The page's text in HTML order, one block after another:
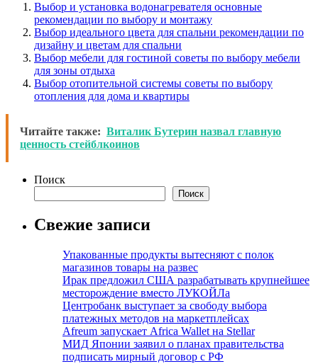
Выбор и установка водонагревателя основные
рекомендации по выбору и монтажу
Выбор идеального цвета для спальни рекомендации по
дизайну и цветам для спальни
Выбор мебели для гостиной советы по выбору мебели
для зоны отдыха
Выбор отопительной системы советы по выбору
отопления для дома и квартиры
Читайте также: Виталик Бутерин назвал главную
ценность стейблкоинов
Поиск
Поиск
Свежие записи
Упакованные продукты вытесняют с полок
магазинов товары на развес
Ирак предложил США разрабатывать крупнейшее
месторождение вместо ЛУКОЙЛа
Центробанк выступает за свободу выбора
платежных методов на маркетплейсах
Afreum запускает Africa Wallet на Stellar
МИД Японии заявил о планах правительства
подписать мирный договор с РФ